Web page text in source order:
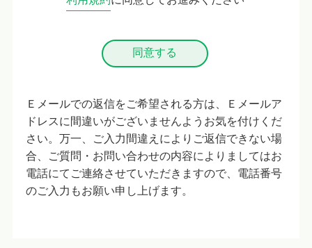
Ｅメールでの返信をご希望される方は、Ｅメールア
ドレスに間違いがございませんようお気を付けくだ
さい。万一、ご入力間違えによりご返信できない場
合、ご質問・お問い合わせの内容によりましてはお
電話にてご連絡させていただきますので、電話番号
のご入力もお願い申し上げます。